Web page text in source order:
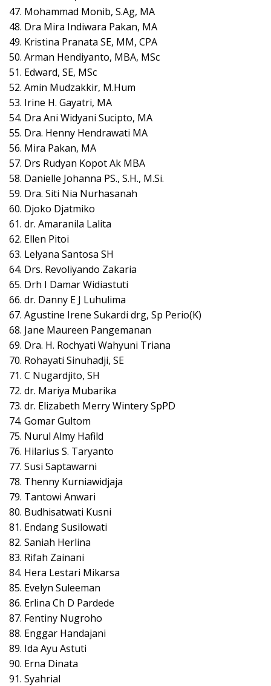
47. Mohammad Monib, S.Ag, MA
48. Dra Mira Indiwara Pakan, MA
49. Kristina Pranata SE, MM, CPA
50. Arman Hendiyanto, MBA, MSc
51. Edward, SE, MSc
52. Amin Mudzakkir, M.Hum
53. Irine H. Gayatri, MA
54. Dra Ani Widyani Sucipto, MA
55. Dra. Henny Hendrawati MA
56. Mira Pakan, MA
57. Drs Rudyan Kopot Ak MBA
58. Danielle Johanna PS., S.H., M.Si.
59. Dra. Siti Nia Nurhasanah
60. Djoko Djatmiko
61. dr. Amaranila Lalita
62. Ellen Pitoi
63. Lelyana Santosa SH
64. Drs. Revoliyando Zakaria
65. Drh I Damar Widiastuti
66. dr. Danny E J Luhulima
67. Agustine Irene Sukardi drg, Sp Perio(K)
68. Jane Maureen Pangemanan
69. Dra. H. Rochyati Wahyuni Triana
70. Rohayati Sinuhadji, SE
71. C Nugardjito, SH
72. dr. Mariya Mubarika
73. dr. Elizabeth Merry Wintery SpPD
74. Gomar Gultom
75. Nurul Almy Hafild
76. Hilarius S. Taryanto
77. Susi Saptawarni
78. Thenny Kurniawidjaja
79. Tantowi Anwari
80. Budhisatwati Kusni
81. Endang Susilowati
82. Saniah Herlina
83. Rifah Zainani
84. Hera Lestari Mikarsa
85. Evelyn Suleeman
86. Erlina Ch D Pardede
87. Fentiny Nugroho
88. Enggar Handajani
89. Ida Ayu Astuti
90. Erna Dinata
91. Syahrial